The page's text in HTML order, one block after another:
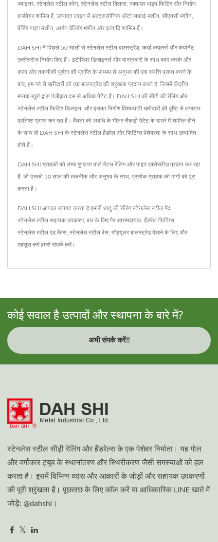
ज्वाइनर, स्टेनलेस स्टील कोण, स्टेनलेस स्टील क्लिप्स, स्क्वायर पाइप फिटिंग और निर्माण
हार्डवेयर शामिल हैं, उत्पादन लाइन में अल्ट्रासोनिक ऑटो सफाई मशीन, सीएनसी मशीन,
बेंडिंग पाइप मशीन, आर्गन वेल्डिंग मशीन और इत्यादि शामिल हैं।
DAH SHI ने पिछले 50 सालों से स्टेनलेस स्टील बालस्ट्रेड, कर्व्ड कपलर्स और कंपोनेंट
एक्सेसरीज़ निर्माण किए हैं। इंटीरियर डिजाइनर्स और वास्तुकारों के साथ काम करके और
कला और तकनीकी पूर्णता की प्राप्ति के माध्यम से अनुभव की एक संपत्ति प्राप्त करने के
बाद, हम गर्व से खरीदारों को एक बालस्ट्रेड की श्रृंखला प्रदान करते हैं, जिसमें केंद्रीय
मानक ब्यूरो द्वारा पंजीकृत दस से अधिक पेटेंट हैं। DAH SHI की सीढ़ी की रेलिंग और
स्टेनलेस स्टील फिटिंग डिजाइन, और इसका निर्माण विश्वव्यापी खरीदारों की दृष्टि से लगातार
प्रतिष्ठा प्राप्त कर रहा है। वैधता की अवधि के भीतर सैकड़ों पेटेंट के दायरे में शामिल होने
के साथ ही DAH SHI के स्टेनलेस स्टील हैंडरेल और फिटिंग्स पेशेवरता के साथ उत्पादित
होते हैं।
DAH SHI ग्राहकों को उच्च गुणवत्ता वाले मेटल रेलिंग और पाइप एक्सेसरीज़ प्रदान कर रहा
है, जो उनकी 50 साल की तकनीक और अनुभव के साथ, प्रत्येक ग्राहक की मांगों को पूरा
करता है।
DAH SHI आपका स्वागत करता है हमारी धातु की रेलिंगस्टेनलेस स्टील गेंद
स्टेनलेस स्टील सहायक उपकरण, बार के लिए पैर आरामदायक हैंडरेल फिटिंग्स
स्टेनलेस स्टील एंड कैप्स स्टेनलेस स्टील बेस मॉड्यूलर बालस्ट्रेडदेखने के लिए और
महसूस करेंहमसे संपर्क करें।
कोई सवाल है उत्पादों और स्थापना के बारे में?
अभी संपर्क करें!!
स्टेनलेस स्टील सीढ़ी रेलिंग और हैंडरेल्स के एक पेशेवर निर्माता। यह गोल
और वर्गाकार ट्यूब के स्थानांतरण और स्थिरीकरण जैसी समस्याओं को हल
करता है। इसमें विभिन्न व्यास और आकारों के जोड़ों और सहायक उपकरणों
की पूरी श्रृंखला है। पूछताछ के लिए कॉल करें या आधिकारिक LINE खाते में
जोड़ें: @dahshi।